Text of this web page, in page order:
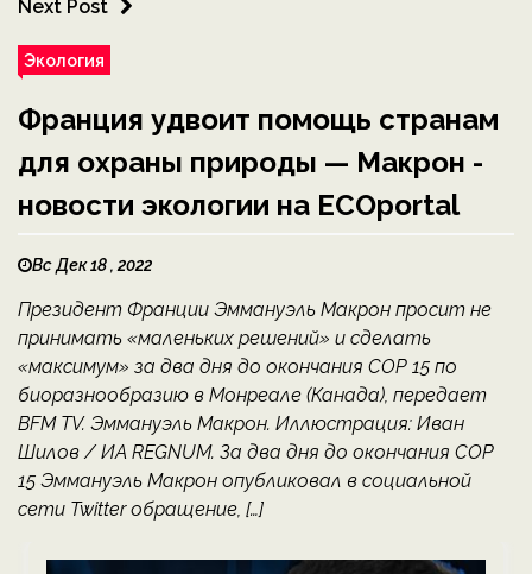
Next Post
Экология
Франция удвоит помощь странам
для охраны природы — Макрон -
новости экологии на ECOportal
Вс Дек 18 , 2022
Президент Франции Эммануэль Макрон просит не
принимать «маленьких решений» и сделать
«максимум» за два дня до окончания COP 15 по
биоразнообразию в Монреале (Канада), передает
BFM TV. Эммануэль Макрон. Иллюстрация: Иван
Шилов / ИА REGNUM. За два дня до окончания COP
15 Эммануэль Макрон опубликовал в социальной
сети Twitter обращение, […]